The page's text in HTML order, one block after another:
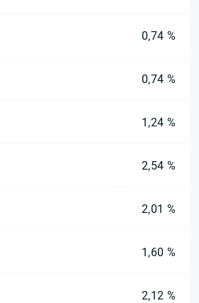
0,74 %
0,74 %
1,24 %
2,54 %
2,01 %
1,60 %
2,12 %